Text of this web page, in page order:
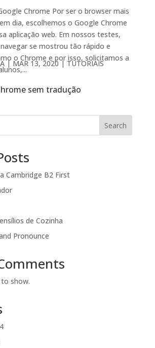
sem tradução
| MAR 13, 2020| TUTORIAIS
Chrome Por ser o browser mais
dia, escolhemos o Google Chrome
aplicação web. Em nossos testes,
se mostrou tão rápido e
o Chrome e por isso, solicitamos a
Search
Cambridge B2 First
de Cozinha
Pronounce
show.